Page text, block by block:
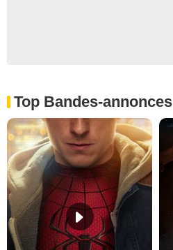
Top Bandes-annonces